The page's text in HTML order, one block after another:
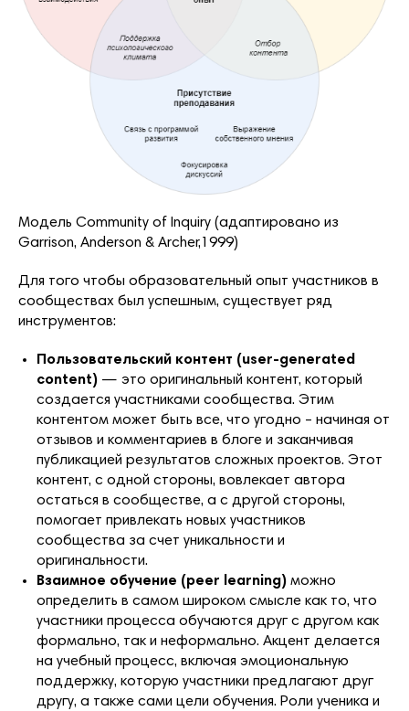
Модель Community of Inquiry (адаптировано из
Garrison, Anderson & Archer,1999)
Для того чтобы образовательный опыт участников в
сообществах был успешным, существует ряд
инструментов:
Пользовательский контент (user-generated
content) — это оригинальный контент, который
создается участниками сообщества. Этим
контентом может быть все, что угодно – начиная от
отзывов и комментариев в блоге и заканчивая
публикацией результатов сложных проектов. Этот
контент, с одной стороны, вовлекает автора
остаться в сообществе, а с другой стороны,
помогает привлекать новых участников
сообщества за счет уникальности и
оригинальности.
Взаимное обучение (peer learning) можно
определить в самом широком смысле как то, что
участники процесса обучаются друг с другом как
формально, так и неформально. Акцент делается
на учебный процесс, включая эмоциональную
поддержку, которую участники предлагают друг
другу, а также сами цели обучения. Роли ученика и